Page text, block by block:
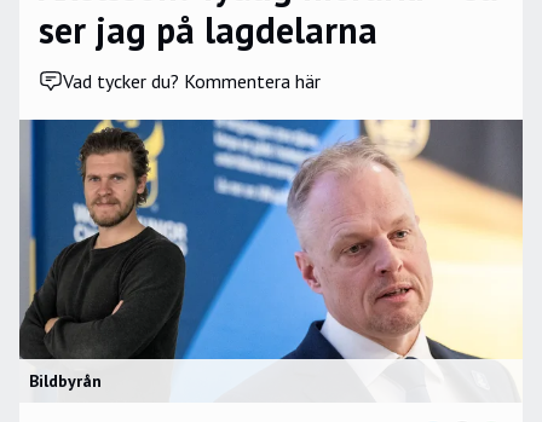
ser jag på lagdelarna
Vad tycker du? Kommentera här
Bildbyrån